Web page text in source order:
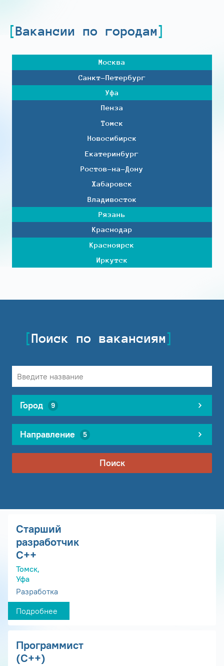
Вакансии по городам
Москва
Санкт-Петербург
Уфа
Пенза
Томск
Новосибирск
Екатеринбург
Ростов-на-Дону
Хабаровск
Владивосток
Рязань
Краснодар
Красноярск
Иркутск
Поиск по вакансиям
Город 9
Направление 5
Поиск
Старший
разработчик
С++
Томск,
Уфа
Разработка
Подробнее
Программист
(С++)